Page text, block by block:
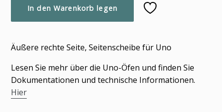
In den Warenkorb legen
wird
Warenkorb
hinzugefügt
Äußere rechte Seite, Seitenscheibe für Uno
Lesen Sie mehr über die Uno-Öfen und finden Sie
Dokumentationen und technische Informationen.
Hier